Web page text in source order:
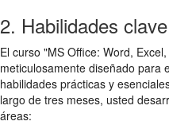
2. Habilidades
El curso "MS Office: Word,
meticulosamente diseñado para
habilidades prácticas y
largo de tres meses, usted
áreas: